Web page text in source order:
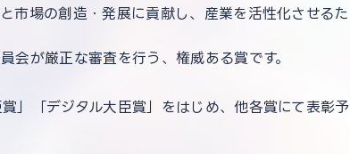
市場の創造・発展に貢献し、産業を活性化させるた
会が厳正な審査を行う、権威ある賞です。
」「デジタル大臣賞」をはじめ、他各賞にて表彰予